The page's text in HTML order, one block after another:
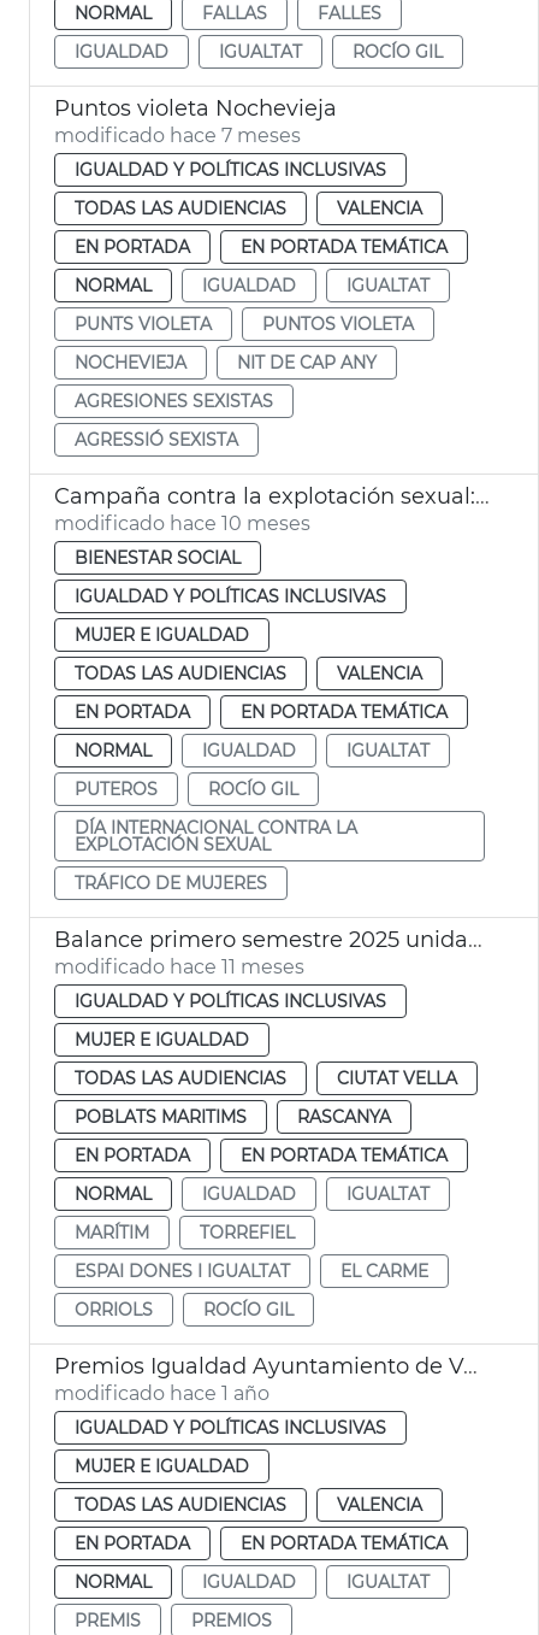
NORMAL
FALLAS
FALLES
IGUALDAD
IGUALTAT ROCÍO GIL
Puntos violeta Nochevieja
modificado hace 7 meses
IGUALDAD Y POLÍTICAS INCLUSIVAS
TODAS LAS AUDIENCIAS
VALENCIA
EN PORTADA
EN PORTADA TEMÁTICA
NORMAL
IGUALDAD
IGUALTAT
PUNTS VIOLETA
PUNTOS VIOLETA
NOCHEVIEJA
NIT DE CAP ANY
AGRESIONES SEXISTAS
AGRESSIÓ SEXISTA
Campaña contra la explotación sexual: “Si eres putero, eres cómplice"
modificado hace 10 meses
BIENESTAR SOCIAL
IGUALDAD Y POLÍTICAS INCLUSIVAS
MUJER E IGUALDAD
TODAS LAS AUDIENCIAS
VALENCIA
EN PORTADA
EN PORTADA TEMÁTICA
NORMAL
IGUALDAD
IGUALTAT
PUTEROS
ROCÍO GIL
DÍA INTERNACIONAL CONTRA LA
EXPLOTACIÓN SEXUAL
TRÁFICO DE MUJERES
Balance primero semestre 2025 unidades igualdad Ayuntamiento de València
modificado hace 11 meses
IGUALDAD Y POLÍTICAS INCLUSIVAS
MUJER E IGUALDAD
TODAS LAS AUDIENCIAS
CIUTAT VELLA
POBLATS MARITIMS
RASCANYA
EN PORTADA
EN PORTADA TEMÁTICA
NORMAL
IGUALDAD
IGUALTAT
MARÍTIM
TORREFIEL
ESPAI DONES I IGUALTAT
EL CARME
ORRIOLS
ROCÍO GIL
Premios Igualdad Ayuntamiento de València
modificado hace 1 año
IGUALDAD Y POLÍTICAS INCLUSIVAS
MUJER E IGUALDAD
TODAS LAS AUDIENCIAS
VALENCIA
EN PORTADA
EN PORTADA TEMÁTICA
NORMAL
IGUALDAD
IGUALTAT
PREMIS
PREMIOS